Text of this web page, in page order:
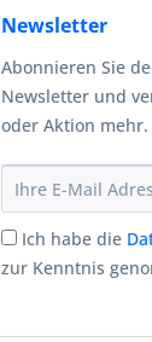
Newsletter
Abonnieren Sie
Newsletter und
oder Aktion mehr.
Ich habe die
zur Kenntnis